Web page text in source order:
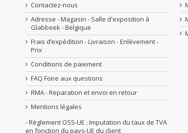
Contactez-nous
Adresse - Magasin - Salle d'exposition à
Glabbeek - Belgique
Frais d’expédition - Livraison - Enlèvement -
Prix
Conditions de paiement
FAQ Foire aux questions
RMA - Reparation et envoi en retour
Mentions légales
- Règlement OSS-UE : Imputation du taux de TVA
en fonction du pays-UE du client